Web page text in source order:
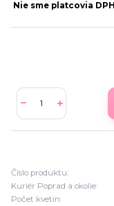
Nie sme platcovia DPH
Číslo produktu:
Kuriér Poprad a okolie:
Počet kvetín: